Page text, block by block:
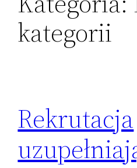
kategorii
Rekrutacja